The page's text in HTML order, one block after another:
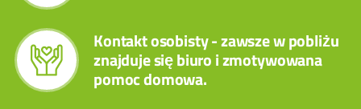
Kontakt osobisty - zawsze w pobliżu
znajduje się biuro i zmotywowana
pomoc domowa.